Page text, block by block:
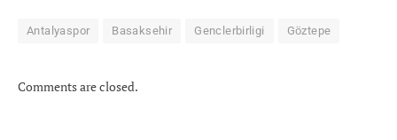
Antalyaspor Basaksehir Genclerbirligi Göztepe
Comments are closed.